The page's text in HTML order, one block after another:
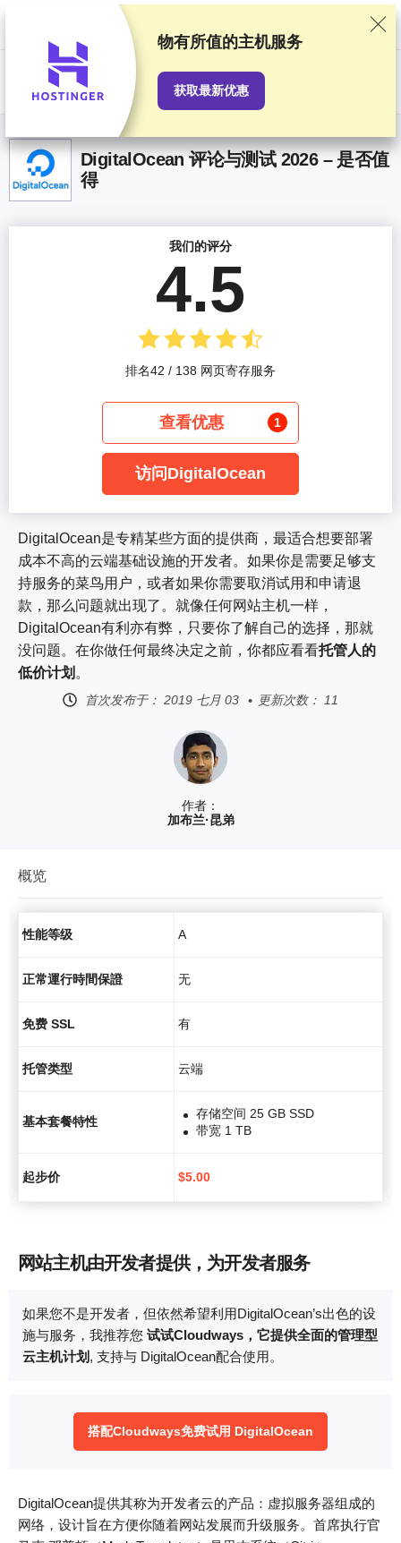
我们基于严格的测试和研究对服务提供商进行排名，同时也会考虑用户反
馈以及我们与提供商之间签订的商业协议。本页面包含联盟链接。
广告披
DigitalOcean 评论与测试 2026 – 是否值
得
作者：
加布兰·昆弟
DigitalOcean是专精某些方面的提供商，最适合想要部署
成本不高的云端基础设施的开发者。如果你是需要足够支
持服务的菜鸟用户，或者如果你需要取消试用和申请退
款，那么问题就出现了。就像任何网站主机一样，
DigitalOcean有利亦有弊，只要你了解自己的选择，那就
没问题。在你做任何最终决定之前，你都应看看托管人的
低价计划 。
首次发布于： 2019 七月 03 更新次数： 11
我们的评分
4.5
排名42 / 138 网页寄存服务
查看优惠 1
访问DigitalOcean
概览
性能等级 A
正常運行時間保證 无
免费 SSL 有
托管类型 云端
基本套餐特性
存储空间 25 GB SSD
带宽 1 TB
起步价 $5.00
网站主机由开发者提供，为开发者服务
如果您不是开发者，但依然希望利用DigitalOcean’s出色的设
施与服务，我推荐您 试试Cloudways，它提供全面的管理型
云主机计划 , 支持与 DigitalOcean配合使用。
搭配Cloudways免费试用 DigitalOcean
DigitalOcean提供其称为开发者云的产品：虚拟服务器组成的
网络，设计旨在方便你随着网站发展而升级服务。首席执行官
物有所值的主机服务
获取最新优惠